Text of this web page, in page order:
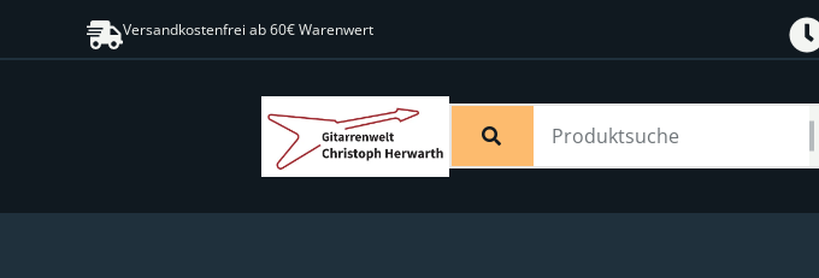
Versandkostenfrei ab 60€ Warenwert